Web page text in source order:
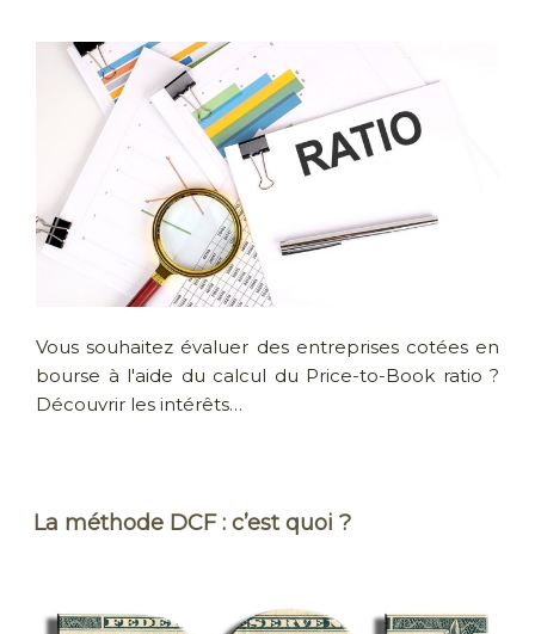
Vous souhaitez évaluer des entreprises cotées en
bourse à l'aide du calcul du Price-to-Book ratio ?
Découvrir les intérêts…
La méthode DCF : c’est quoi ?